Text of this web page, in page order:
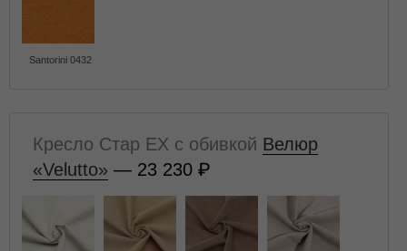
Santorini 0432
Кресло Стар EX с обивкой Велюр
«Velutto» — 23 230